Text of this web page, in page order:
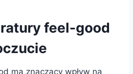
feel-good
ma znaczący wpływ na